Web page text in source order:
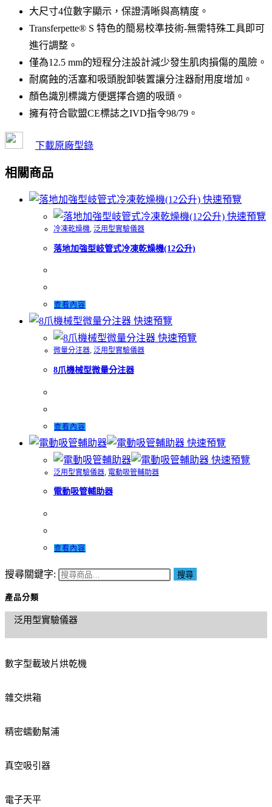
大尺寸4位數字顯示，保證清晰與高精度。
Transferpette® S 特色的簡易校準技術-無需特殊工具即可
進行調整。
僅為12.5 mm的短程分注設計減少發生肌肉損傷的風險。
耐腐蝕的活塞和吸頭脫卸裝置讓分注器耐用度增加。
顏色識別標識方便選擇合適的吸頭。
擁有符合歐盟CE標誌之IVD指令98/79。
下載原廠型錄
相關商品
快速預覽
快速預覽
冷凍乾燥機, 泛用型實驗儀器
落地加強型岐管式冷凍乾燥機(12公升)
查看內容
快速預覽
快速預覽
微量分注器, 泛用型實驗儀器
8爪機械型微量分注器
查看內容
快速預覽
快速預覽
泛用型實驗儀器 電動吸管輔助器
電動吸管輔助器
查看內容
搜尋關鍵字: 搜尋
產品分類
泛用型實驗儀器
數字型載玻片烘乾機
雜交烘箱
精密蠕動幫浦
真空吸引器
電子天平